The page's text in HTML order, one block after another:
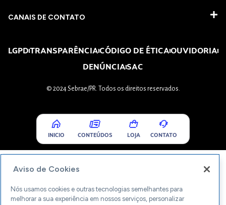
CANAIS DE CONTATO
LGPDTRANSPARÊNCIACÓDIGO DE ÉTICAOUVIDORIA
DENÚNCIASAC
© 2024 Sebrae/PR. Todos os direitos reservados.
INICIO CONTEÚDOS LOJA CONTATO
Aviso de Cookies
Nós usamos cookies e outras tecnologias semelhantes para
melhorar a sua experiência em nossos serviços, personalizar